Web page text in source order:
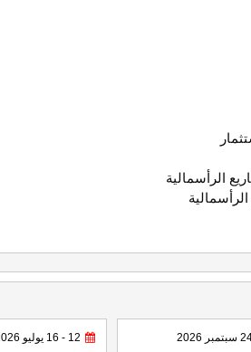
الرأسمالية
12 - 16 يوليو 2026